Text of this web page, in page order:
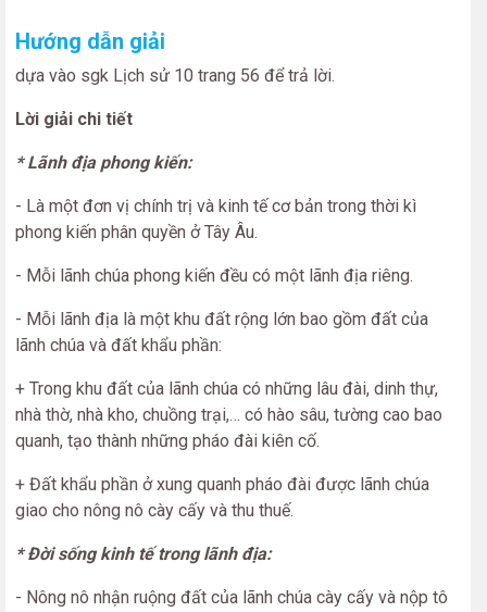
Hướng dẫn giải
dựa vào sgk Lịch sử 10 trang 56 để trả lời.
Lời giải chi tiết
* Lãnh địa phong kiến:
- Là một đơn vị chính trị và kinh tế cơ bản trong thời kì
phong kiến phân quyền ở Tây Âu.
- Mỗi lãnh chúa phong kiến đều có một lãnh địa riêng.
- Mỗi lãnh địa là một khu đất rộng lớn bao gồm đất của
lãnh chúa và đất khẩu phần:
+ Trong khu đất của lãnh chúa có những lâu đài, dinh thự,
nhà thờ, nhà kho, chuồng trại,… có hào sâu, tường cao bao
quanh, tạo thành những pháo đài kiên cố.
+ Đất khẩu phần ở xung quanh pháo đài được lãnh chúa
giao cho nông nô cày cấy và thu thuế.
* Đời sống kinh tế trong lãnh địa:
- Nông nô nhận ruộng đất của lãnh chúa cày cấy và nộp tô